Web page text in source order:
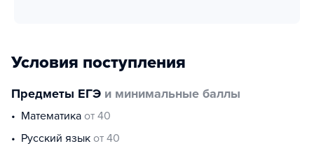
Условия поступления
Предметы ЕГЭ и минимальные баллы
математика от 40
русский язык от 40